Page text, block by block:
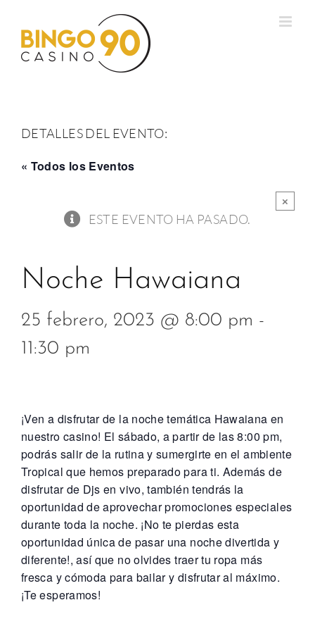
contenido
DETALLES DEL EVENTO:
« Todos los Eventos
×
ESTE EVENTO HA PASADO.
Noche Hawaiana
25 febrero, 2023 @ 8:00 pm -
11:30 pm
¡Ven a disfrutar de la noche temática Hawaiana en
nuestro casino! El sábado, a partir de las 8:00 pm,
podrás salir de la rutina y sumergirte en el ambiente
Tropical que hemos preparado para ti. Además de
disfrutar de Djs en vivo, también tendrás la
oportunidad de aprovechar promociones especiales
durante toda la noche. ¡No te pierdas esta
oportunidad única de pasar una noche divertida y
diferente!, así que no olvides traer tu ropa más
fresca y cómoda para bailar y disfrutar al máximo.
¡Te esperamos!